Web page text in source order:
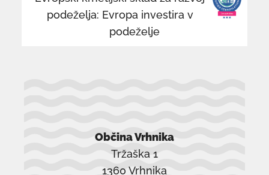
podeželja: Evropa investira v
podeželje
Občina Vrhnika
Tržaška 1
1360 Vrhnika